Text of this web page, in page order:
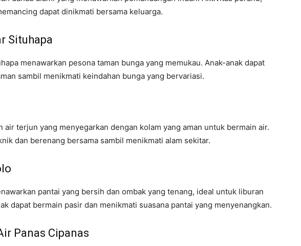
dapat dinikmati bersama keluarga.
Situhapa
menawarkan pesona taman bunga yang memukau. Anak-anak dapat
sambil menikmati keindahan bunga yang bervariasi.
air terjun yang menyegarkan dengan kolam yang aman untuk bermain air.
dan berenang bersama sambil menikmati alam sekitar.
pantai yang bersih dan ombak yang tenang, ideal untuk liburan
dapat bermain pasir dan menikmati suasana pantai yang menyenangkan.
Panas Cipanas